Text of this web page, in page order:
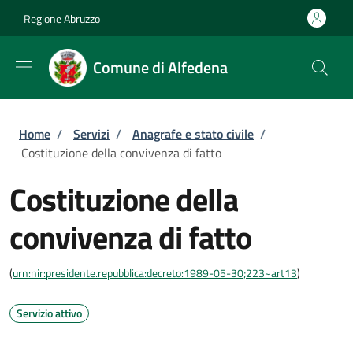
Regione Abruzzo
Comune di Alfedena
Briciole di pane
Home / Servizi / Anagrafe e stato civile /
Costituzione della convivenza di fatto
Costituzione della
convivenza di fatto
(urn:nir:presidente.repubblica:decreto:1989-05-30;223~art13)
Servizio attivo